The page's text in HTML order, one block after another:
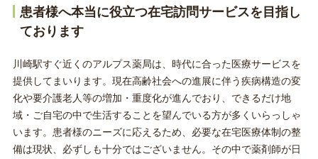
患者様へ本当に役立つ在宅訪問サービスを目指し
ております
川崎駅すぐ近くのアルプス薬局は、時代に合った医療サービスを
提供してまいります。現在高齢社会への進展に伴う疾病構造の変
化や要介護老人等の増加・重度化が進んでおり、できるだけ地
域・ご自宅の中で生活することを望んでいる方が多くいらっしゃ
います。患者様のニーズに応えるため、必要な在宅医療体制の整
備は現状、必ずしも十分ではございません。その中で薬剤師が日